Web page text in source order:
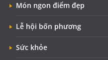
Món ngon điểm đẹp
Lễ hội bốn phương
Sức khỏe